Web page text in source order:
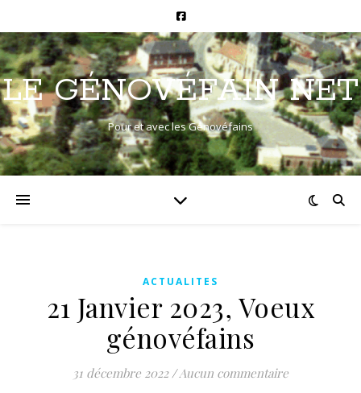
LE GÉNOVÉFAIN NET
Pour et avec les Génovéfains
ACTUALITES
21 Janvier 2023, Voeux
génovéfains
31 décembre 2022 /Aucun commentaire